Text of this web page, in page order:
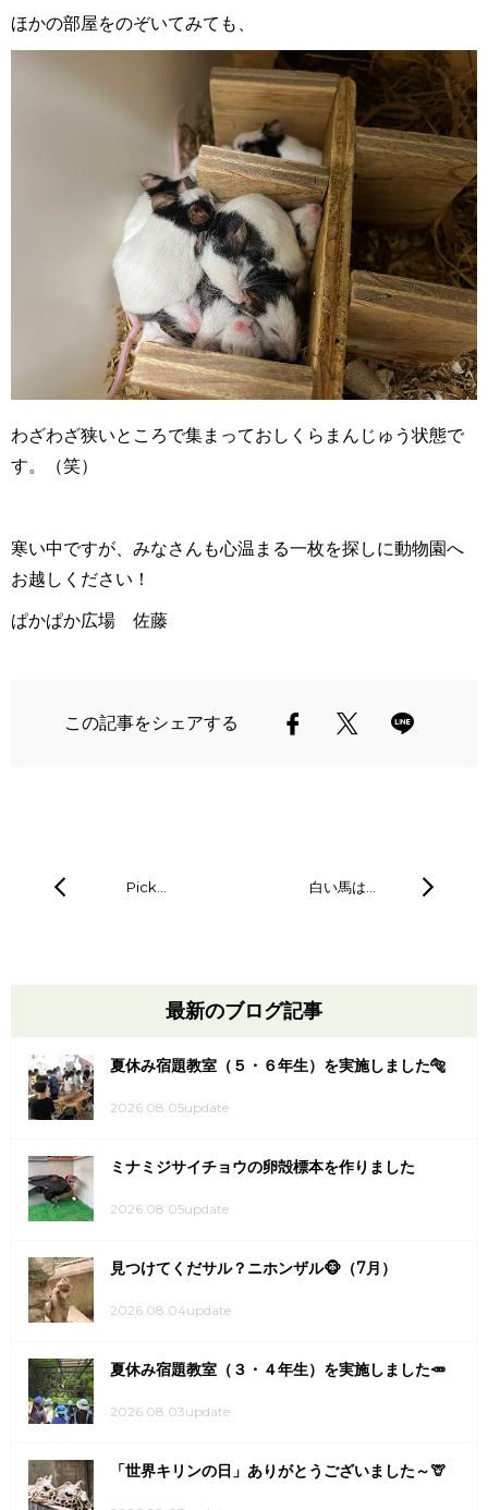
ほかの部屋をのぞいてみても、
わざわざ狭いところで集まっておしくらまんじゅう状態で
す。（笑）
寒い中ですが、みなさんも心温まる一枚を探しに動物園へ
お越しください！
ぱかぱか広場 佐藤
この記事をシェアする
Pick… 白い馬は…
最新のブログ記事
夏休み宿題教室（５・６年生）を実施しました🐅
2026.08.05update
ミナミジサイチョウの卵殻標本を作りました
2026.08.05update
見つけてくだサル？ニホンザル🐵（7月）
2026.08.04update
夏休み宿題教室（３・４年生）を実施しました🥕
2026.08.03update
「世界キリンの日」ありがとうございました～🦒